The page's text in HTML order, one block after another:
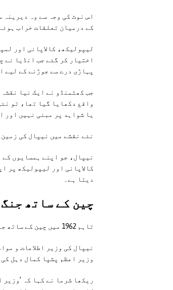
اس نوٹ کی وجہ سے وہ
کے درمیان تعلقات خراب ہوئے
اختیار کر گئے جب انڈیا نے
پہاڑی درے سے جوڑنے کے لیے
جب کھٹمنڈو نے ایک نیا
واقع دکھایا گیا تھا، تو
یا شواہد پر مبنی نہیں اور
نئے نقشے میں نیپال کی زمین میں 335. مربع کلومیٹر کا اضافہ
نیپال، جو اپنے ہمسایوں
دیتا ہے۔
چین کے ساتھ جنگ
تاہم 1962 میں چین کے ساتھ جنگ کے بعد سے یہ علاقے انڈیا کے کنٹرول میں ہیں۔
نیپال کی وزیر اطلاعات و
وزیر اعظم پشپا کمال دہل کی
ریکھا شرما نے کہا کہ ’وزیر